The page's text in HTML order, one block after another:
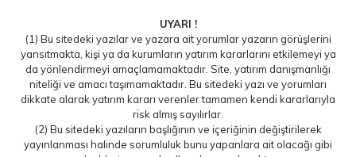
UYARI !
(1) Bu sitedeki yazılar ve yazara ait yorumlar yazarın görüşlerini
yansıtmakta, kişi ya da kurumların yatırım kararlarını etkilemeyi ya
da yönlendirmeyi amaçlamamaktadır. Site, yatırım danışmanlığı
niteliği ve amacı taşımamaktadır. Bu sitedeki yazı ve yorumları
dikkate alarak yatırım kararı verenler tamamen kendi kararlarıyla
risk almış sayılırlar.
(2) Bu sitedeki yazıların başlığının ve içeriğinin değiştirilerek
yayınlanması halinde sorumluluk bunu yapanlara ait olacağı gibi